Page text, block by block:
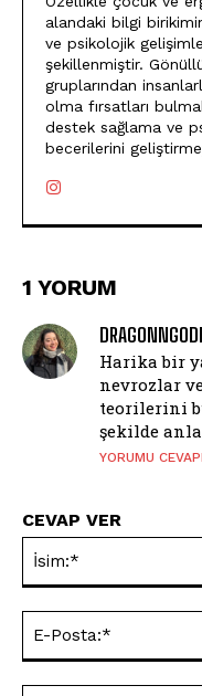
alandaki bilgi
ve psikolojik
şekillenmiştir.
gruplarından
olma fırsatları
destek sağlama ve
becerilerini
1 YORUM
Harika bir
nevrozlar
teorilerini
şekilde
YORUMU
CEVAP VER